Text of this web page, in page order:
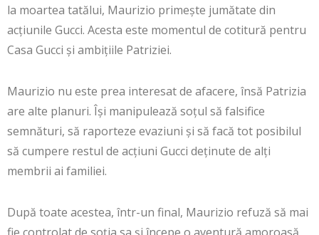
la moartea tatălui, Maurizio primește jumătate din
acțiunile Gucci. Acesta este momentul de cotitură pentru
Casa Gucci și ambițiile Patriziei.
Maurizio nu este prea interesat de afacere, însă Patrizia
are alte planuri. Își manipulează soțul să falsifice
semnături, să raporteze evaziuni și să facă tot posibilul
să cumpere restul de acțiuni Gucci deținute de alți
membrii ai familiei.
După toate acestea, într-un final, Maurizio refuză să mai